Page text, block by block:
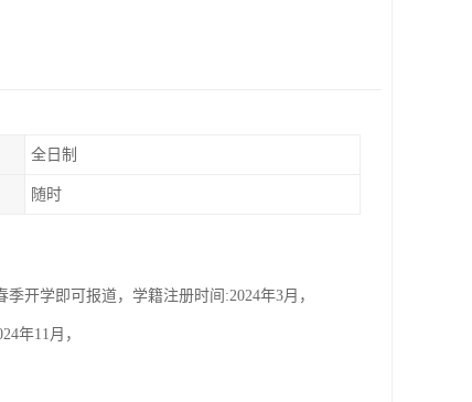
全日制
随时
开学即可报道，学籍注册时间:2024年3月，
年11月，